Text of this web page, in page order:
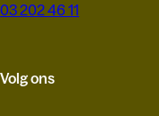
03 202 46 11
Volg ons